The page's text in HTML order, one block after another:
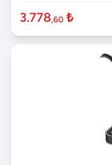
3.778,60 ₺